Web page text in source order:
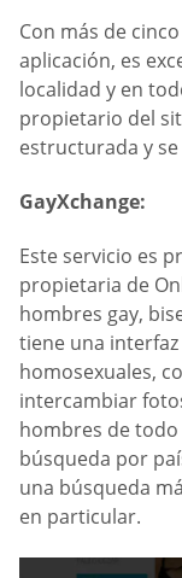
Con más de
aplicación, es
localidad y en
propietario del
estructurada y
GayXchange:
Este servicio es
propietaria de
hombres gay,
tiene una
homosexuales,
intercambiar
hombres de
búsqueda por
una búsqueda
en particular.